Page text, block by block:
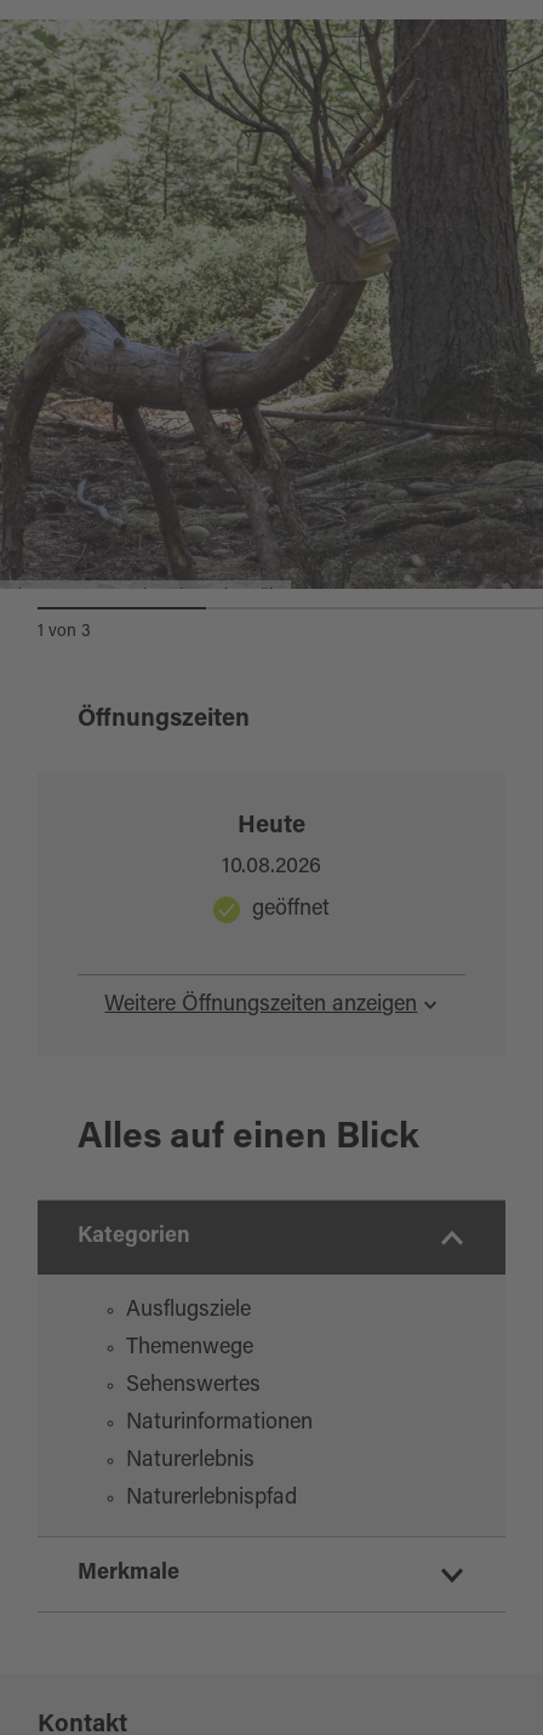
immer wieder neue dazu!
1 von 3
Öffnungszeiten
Weitere Öffnungszeiten anzeigen
Heute
10.08.2026
geöffnet
Alles auf einen Blick
Kategorien
Ausflugsziele
Themenwege
Sehenswertes
Naturinformationen
Naturerlebnis
Naturerlebnispfad
Merkmale
für jedes Wetter
Kontakt